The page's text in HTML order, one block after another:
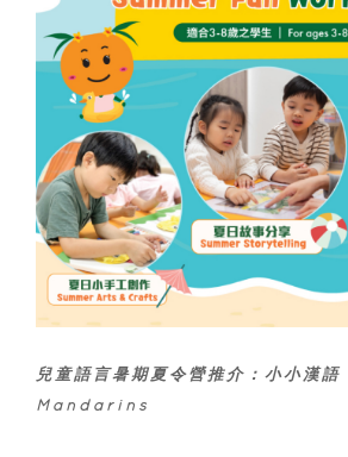
兒童語言暑期夏令營推介： 小小漢
Mandarins